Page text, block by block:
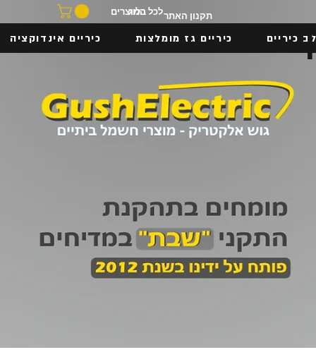
בלוג
לכל המוצרים
כיריים כיריים גז מומלצות כיריים אינדוקציה
תקנון האתר